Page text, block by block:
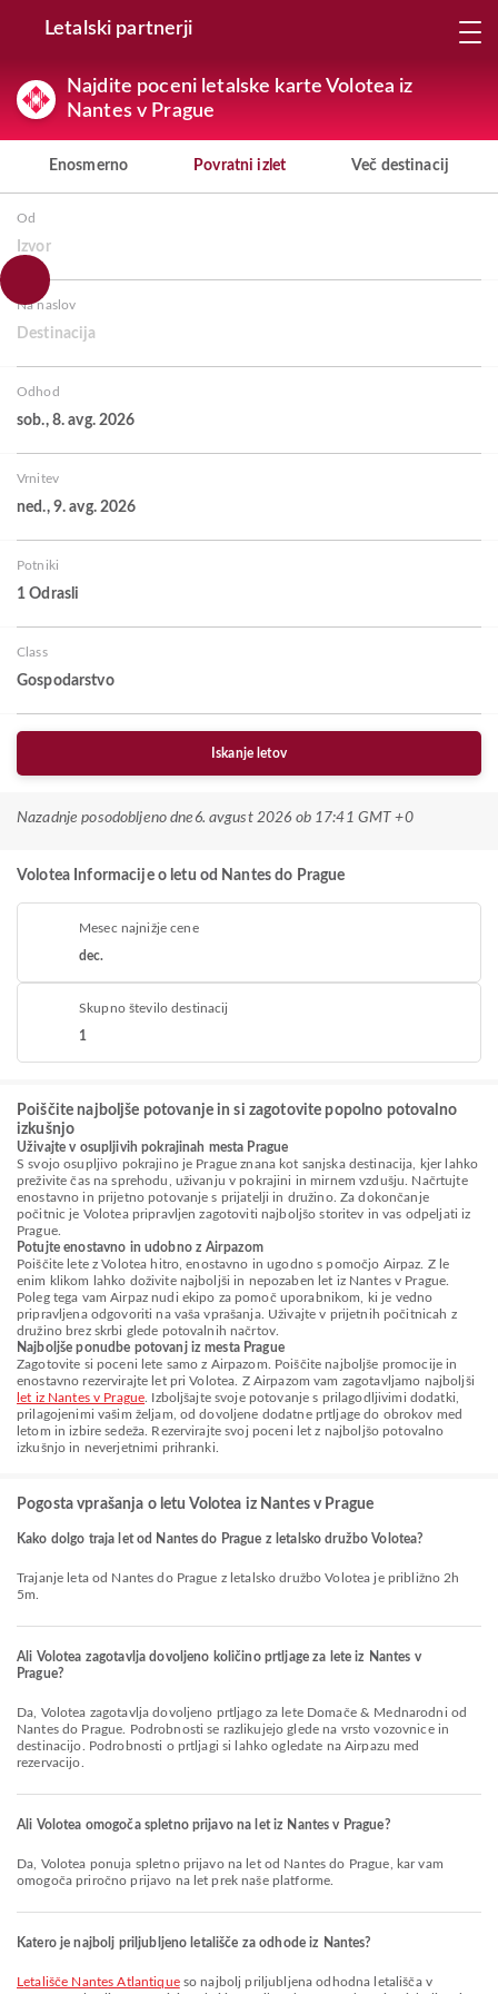
Letalski partnerji
Najdite poceni letalske karte Volotea iz
Nantes v Prague
Enosmerno Povratni izlet Več destinacij
Od
Izvor
Na naslov
Destinacija
Odhod
sob., 8. avg. 2026
Vrnitev
ned., 9. avg. 2026
Potniki
1 Odrasli
Class
Gospodarstvo
Iskanje letov
Nazadnje posodobljeno dne 6. avgust 2026 ob 17:41 GMT +0
Volotea Informacije o letu od Nantes do Prague
Mesec najnižje cene
dec.
Skupno število destinacij
1
Poiščite najboljše potovanje in si zagotovite popolno potovalno
izkušnjo
Uživajte v osupljivih pokrajinah mesta Prague
S svojo osupljivo pokrajino je Prague znana kot sanjska destinacija, kjer lahko
preživite čas na sprehodu, uživanju v pokrajini in mirnem vzdušju. Načrtujte
enostavno in prijetno potovanje s prijatelji in družino. Za dokončanje
počitnic je Volotea pripravljen zagotoviti najboljšo storitev in vas odpeljati iz
Prague.
Potujte enostavno in udobno z Airpazom
Poiščite lete z Volotea hitro, enostavno in ugodno s pomočjo Airpaz. Z le
enim klikom lahko doživite najboljši in nepozaben let iz Nantes v Prague.
Poleg tega vam Airpaz nudi ekipo za pomoč uporabnikom, ki je vedno
pripravljena odgovoriti na vaša vprašanja. Uživajte v prijetnih počitnicah z
družino brez skrbi glede potovalnih načrtov.
Najboljše ponudbe potovanj iz mesta Prague
Zagotovite si poceni lete samo z Airpazom. Poiščite najboljše promocije in
enostavno rezervirajte let pri Volotea. Z Airpazom vam zagotavljamo najboljši
let iz Nantes v Prague . Izboljšajte svoje potovanje s prilagodljivimi dodatki,
prilagojenimi vašim željam, od dovoljene dodatne prtljage do obrokov med
letom in izbire sedeža. Rezervirajte svoj poceni let z najboljšo potovalno
izkušnjo in neverjetnimi prihranki.
Pogosta vprašanja o letu Volotea iz Nantes v Prague
Kako dolgo traja let od Nantes do Prague z letalsko družbo Volotea?
Trajanje leta od Nantes do Prague z letalsko družbo Volotea je približno 2h
5m.
Ali Volotea zagotavlja dovoljeno količino prtljage za lete iz Nantes v
Prague?
Da, Volotea zagotavlja dovoljeno prtljago za lete Domače & Mednarodni od
Nantes do Prague. Podrobnosti se razlikujejo glede na vrsto vozovnice in
destinacijo. Podrobnosti o prtljagi si lahko ogledate na Airpazu med
rezervacijo.
Ali Volotea omogoča spletno prijavo na let iz Nantes v Prague?
Da, Volotea ponuja spletno prijavo na let od Nantes do Prague, kar vam
omogoča priročno prijavo na let prek naše platforme.
Katero je najbolj priljubljeno letališče za odhode iz Nantes?
Letališče Nantes Atlantiqueso najbolj priljubljena odhodna letališča v